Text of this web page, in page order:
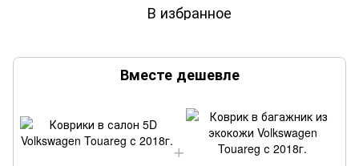
В избранное
Вместе дешевле